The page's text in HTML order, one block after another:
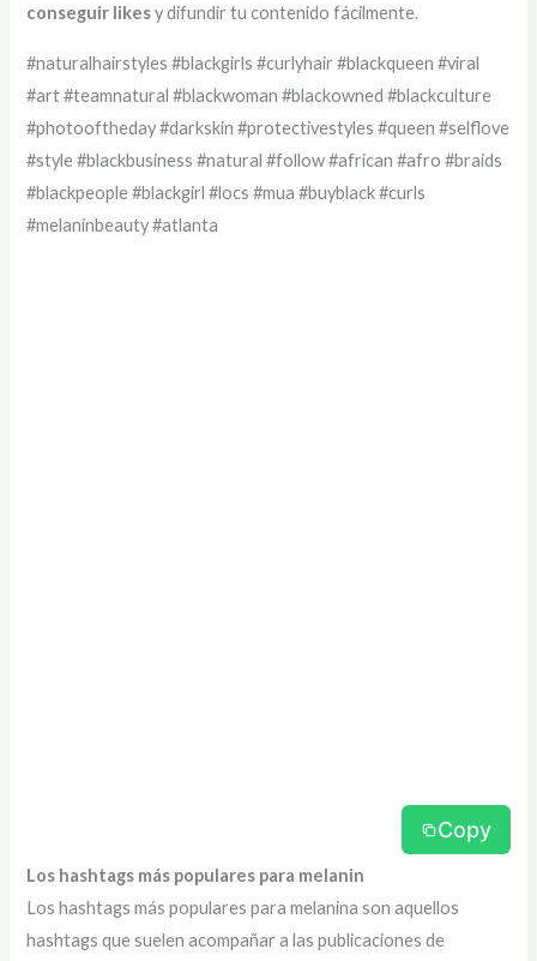
conseguir likesy difundir tu contenido fácilmente.
#naturalhairstyles #blackgirls #curlyhair #blackqueen #viral
#art #teamnatural #blackwoman #blackowned #blackculture
#photooftheday #darkskin #protectivestyles #queen #selflove
#style #blackbusiness #natural #follow #african #afro #braids
#blackpeople #blackgirl #locs #mua #buyblack #curls
#melaninbeauty #atlanta
Copy
Los hashtags más populares para melanin
Los hashtags más populares para melanina son aquellos
hashtags que suelen acompañar a las publicaciones de